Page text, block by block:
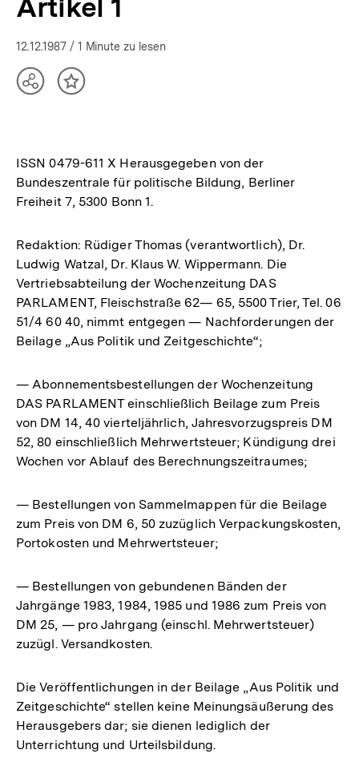
Artikel 1
12.12.1987 / 1 Minute zu lesen
TeilenInhalt
ISSN 0479-611 X Herausgegeben von der
Bundeszentrale für politische Bildung, Berliner
Freiheit 7, 5300 Bonn 1.
Redaktion: Rüdiger Thomas (verantwortlich), Dr.
Ludwig Watzal, Dr. Klaus W. Wippermann. Die
Vertriebsabteilung der Wochenzeitung DAS
PARLAMENT, Fleischstraße 62— 65, 5500 Trier, Tel. 06
51/4 60 40, nimmt entgegen — Nachforderungen der
Beilage „Aus Politik und Zeitgeschichte“;
— Abonnementsbestellungen der Wochenzeitung
DAS PARLAMENT einschließlich Beilage zum Preis
von DM 14, 40 vierteljährlich, Jahresvorzugspreis DM
52, 80 einschließlich Mehrwertsteuer; Kündigung drei
Wochen vor Ablauf des Berechnungszeitraumes;
— Bestellungen von Sammelmappen für die Beilage
zum Preis von DM 6, 50 zuzüglich Verpackungskosten,
Portokosten und Mehrwertsteuer;
— Bestellungen von gebundenen Bänden der
Jahrgänge 1983, 1984, 1985 und 1986 zum Preis von
DM 25, — pro Jahrgang (einschl. Mehrwertsteuer)
zuzügl. Versandkosten.
Die Veröffentlichungen in der Beilage „Aus Politik und
Zeitgeschichte“ stellen keine Meinungsäußerung des
Herausgebers dar; sie dienen lediglich der
Unterrichtung und Urteilsbildung.